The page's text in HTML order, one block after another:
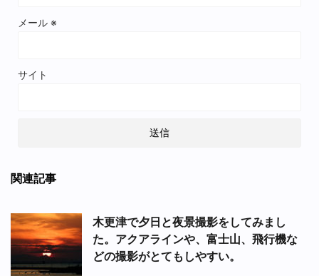
メール ※
サイト
関連記事
木更津で夕日と夜景撮影をしてみまし
た。アクアラインや、富士山、飛行機な
どの撮影がとてもしやすい。